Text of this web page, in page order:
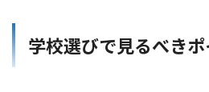
学校選びで見るべきポ